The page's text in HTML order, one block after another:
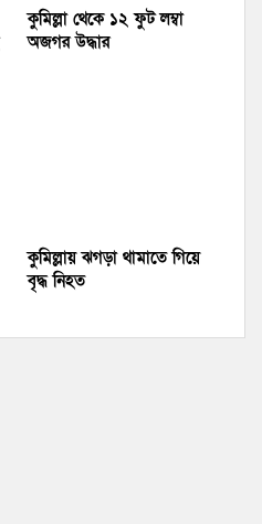
কুমিল্লা থেকে ১২ ফুট লম্বা
অজগর উদ্ধার
কুমিল্লায় ঝগড়া থামাতে গিয়ে
বৃদ্ধ নিহত